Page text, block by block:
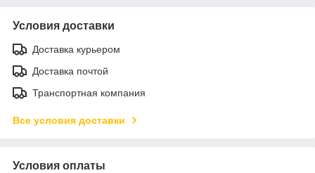
Условия доставки
Доставка курьером
Доставка почтой
Транспортная компания
Все условия доставки
Условия оплаты